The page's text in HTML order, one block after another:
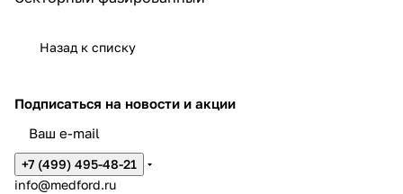
Назад к списку
Подписаться на новости и акции
+7 (499) 495-48-21
info@medford.ru